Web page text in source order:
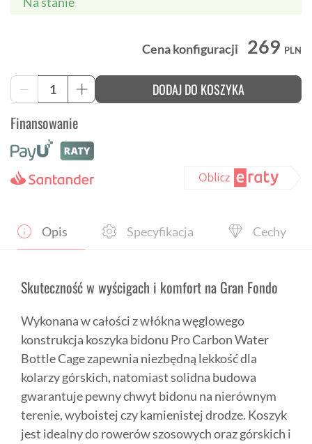
Cena konfiguracji 269 PLN
-
ilość
Koszyk
bidon
Bontrager
Pro
+ DODAJ DO KOSZYKA
Finansowanie
Opis Specyfikacja Cechy
Skuteczność w wyścigach i komfort na Gran Fondo
Wykonana w całości z włókna węglowego
konstrukcja koszyka bidonu Pro Carbon Water
Bottle Cage zapewnia niezbędną lekkość dla
kolarzy górskich, natomiast solidna budowa
gwarantuje pewny chwyt bidonu na nierównym
terenie, wyboistej czy kamienistej drodze. Koszyk
jest idealny do rowerów szosowych oraz górskich i